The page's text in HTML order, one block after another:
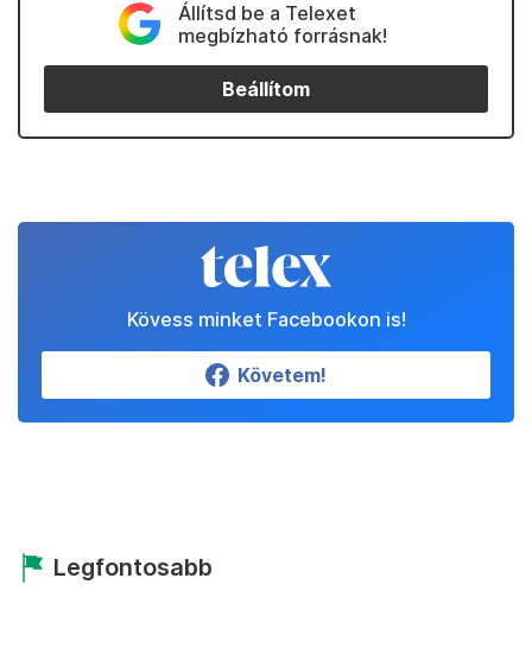
Állítsd be a Telexet
megbízható forrásnak!
Beállítom
Kövess minket Facebookon is!
Követem!
Legfontosabb